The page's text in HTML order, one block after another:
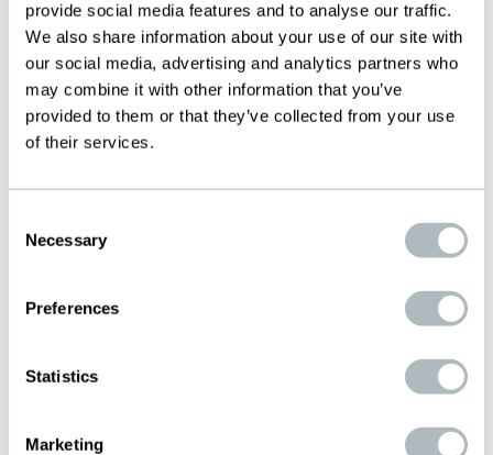
provide social media features and to analyse our traffic.
We also share information about your use of our site with
our social media, advertising and analytics partners who
may combine it with other information that you’ve
provided to them or that they’ve collected from your use
of their services.
Selection
Necessary
Preferences
Statistics
Marketing
Mit absoluter Massgenauigkeit bearbeiten
unsere speziell ausgebildeten Mitarbeiter die
Gewebe in allen erdenklichen Arbeitsgängen wie
Spannen, Schweissen oder Einfassen. Dazu
gehören auch Wärmebehandlungen wie Sintern,
Spannungsfreiglühen oder
Oberflächenbehandlungen sowie das Walzen in
einem eigens entwickelten
Faktoren dabei sind Qualität, Effizienz und
sorgfältig in fachmännischer Handarbeit